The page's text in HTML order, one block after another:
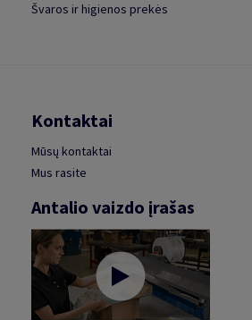
Švaros ir higienos prekės
Kontaktai
Mūsų kontaktai
Mus rasite
Antalio vaizdo įrašas